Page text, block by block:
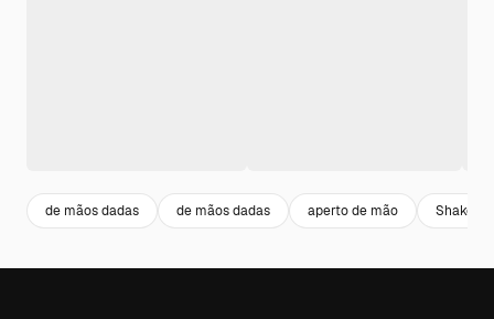
de mãos dadas de mãos dadas aperto de mão Shake